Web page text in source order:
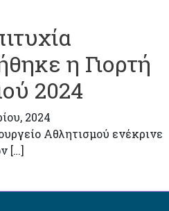
η Γιορτή
2024
2024
Αθλητισμού ενέκρινε
[…]